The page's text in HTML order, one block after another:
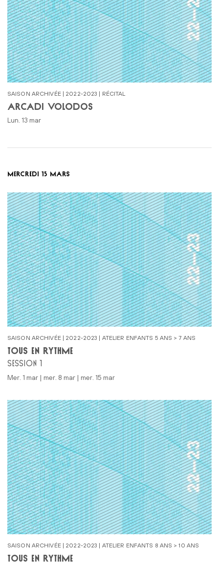
SAISON ARCHIVÉE | 2022-2023 | RÉCITAL
ARCADI VOLODOS
lun. 13 mar
MERCREDI 15 MARS
SAISON ARCHIVÉE | 2022-2023 | ATELIER ENFANTS 5 ANS > 7 ANS
TOUS EN RYTHME
SESSION 1
mer. 1 mar | mer. 8 mar | mer. 15 mar
SAISON ARCHIVÉE | 2022-2023 | ATELIER ENFANTS 8 ANS > 10 ANS
TOUS EN RYTHME